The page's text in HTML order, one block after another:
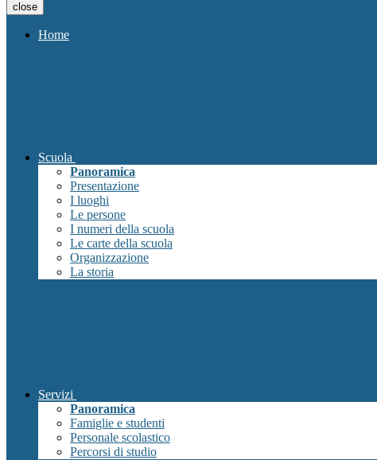
close
Home
Scuola
Panoramica
Presentazione
I luoghi
Le persone
I numeri della scuola
Le carte della scuola
Organizzazione
La storia
Servizi
Panoramica
Famiglie e studenti
Personale scolastico
Percorsi di studio